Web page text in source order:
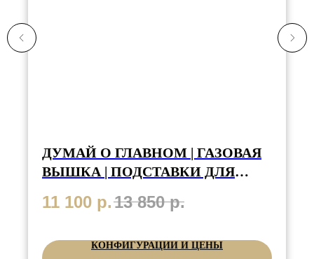
ДУМАЙ О ГЛАВНОМ | ГАЗОВАЯ
ВЫШКА | ПОДСТАВКИ ДЛЯ
11 100 р.13 850 р.
КОНФИГУРАЦИИ И ЦЕНЫ